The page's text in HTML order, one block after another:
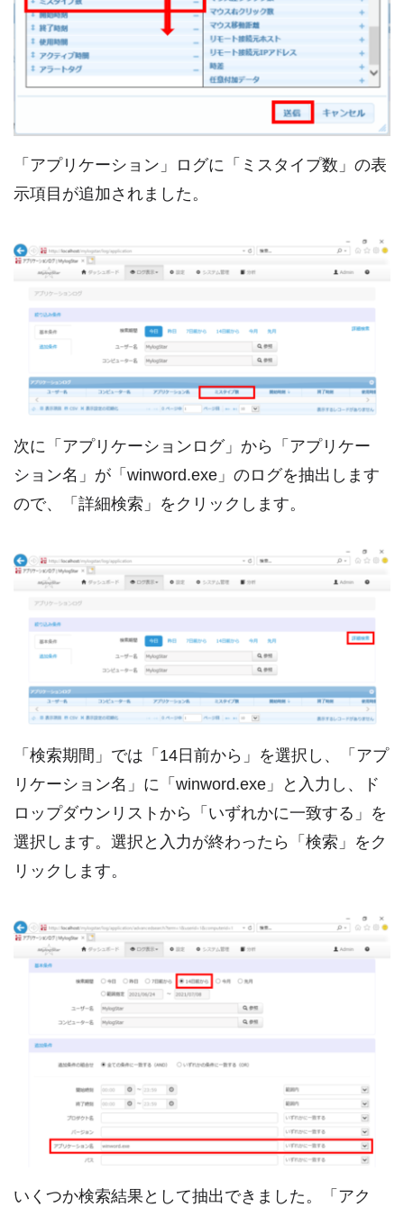
「アプリケーション」ログに「ミスタイプ数」の表
示項目が追加されました。
次に「アプリケーションログ」から「アプリケー
ション名」が「winword.exe」のログを抽出します
ので、「詳細検索」をクリックします。
「検索期間」では「14日前から」を選択し、「アプ
リケーション名」に「winword.exe」と入力し、ド
ロップダウンリストから「いずれかに一致する」を
選択します。選択と入力が終わったら「検索」をク
リックします。
いくつか検索結果として抽出できました。「アク